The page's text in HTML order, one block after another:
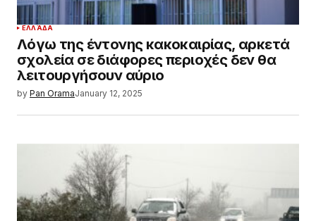
ΕΛΛΆΔΑ
Λόγω της έντονης κακοκαιρίας, αρκετά
σχολεία σε διάφορες περιοχές δεν θα
λειτουργήσουν αύριο
by Pan OramaJanuary 12, 2025